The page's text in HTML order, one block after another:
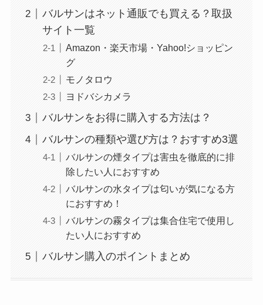
バルサンはネット通販でも買える？取扱
サイト一覧
Amazon・楽天市場・Yahoo!ショッピン
グ
モノタロウ
ヨドバシカメラ
バルサンをお得に購入する方法は？
バルサンの種類や選び方は？おすすめ3選
バルサンの煙タイプは害虫を徹底的に排
除したい人におすすめ
バルサンの水タイプは匂いが気になる方
におすすめ！
バルサンの霧タイプは集合住宅で使用し
たい人におすすめ
バルサン購入のポイントまとめ